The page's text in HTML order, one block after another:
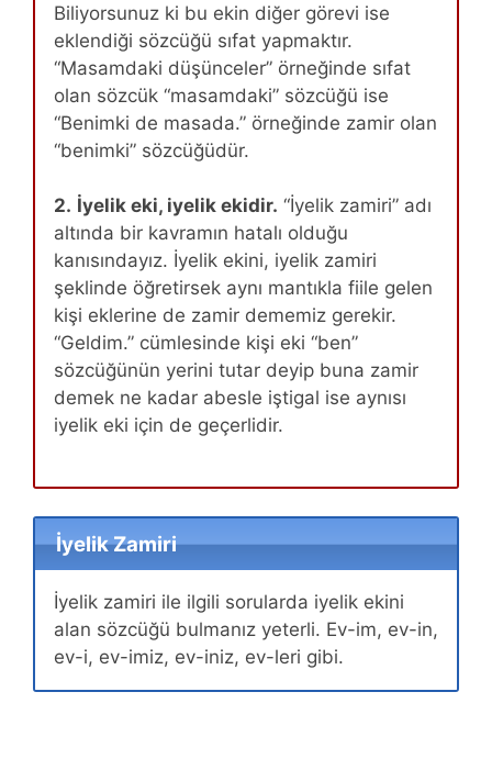
Biliyorsunuz ki bu ekin diğer görevi ise
eklendiği sözcüğü sıfat yapmaktır.
“Masamdaki düşünceler” örneğinde sıfat
olan sözcük “masamdaki” sözcüğü ise
“Benimki de masada.” örneğinde zamir olan
“benimki” sözcüğüdür.
2. İyelik eki, iyelik ekidir. “İyelik zamiri” adı
altında bir kavramın hatalı olduğu
kanısındayız. İyelik ekini, iyelik zamiri
şeklinde öğretirsek aynı mantıkla fiile gelen
kişi eklerine de zamir dememiz gerekir.
“Geldim.” cümlesinde kişi eki “ben”
sözcüğünün yerini tutar deyip buna zamir
demek ne kadar abesle iştigal ise aynısı
iyelik eki için de geçerlidir.
İyelik Zamiri
İyelik zamiri ile ilgili sorularda iyelik ekini
alan sözcüğü bulmanız yeterli. Ev-im, ev-in,
ev-i, ev-imiz, ev-iniz, ev-leri gibi.